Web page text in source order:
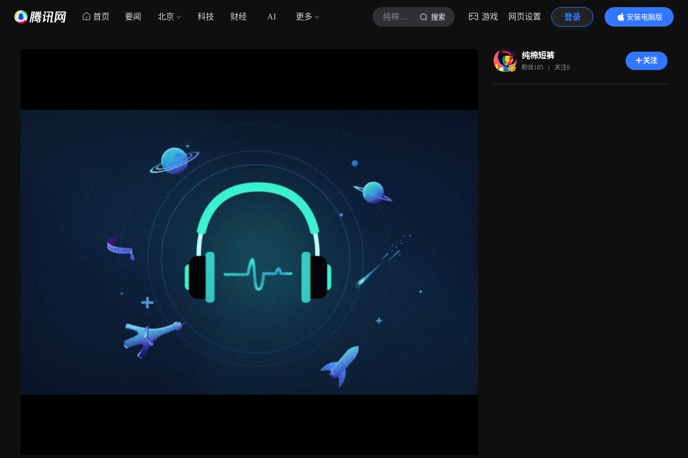
首页 要闻 北京 科技 财经 AI 更多 纯棉短裤 搜索 游戏 网页设置 登录
安装电脑版
内容更精彩
纯棉短裤
粉丝185 | 关注0
关注